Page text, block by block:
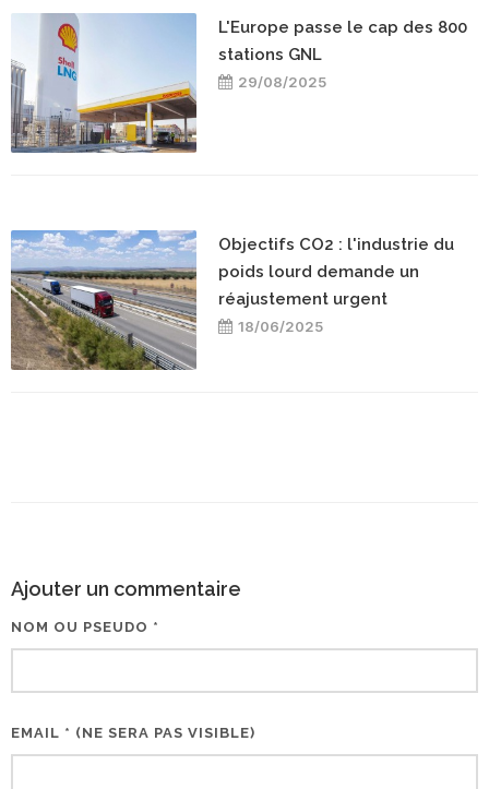
L'Europe passe le cap des 800
stations GNL
29/08/2025
Objectifs CO2 : l'industrie du
poids lourd demande un
réajustement urgent
18/06/2025
Ajouter un commentaire
NOM OU PSEUDO *
EMAIL * (NE SERA PAS VISIBLE)